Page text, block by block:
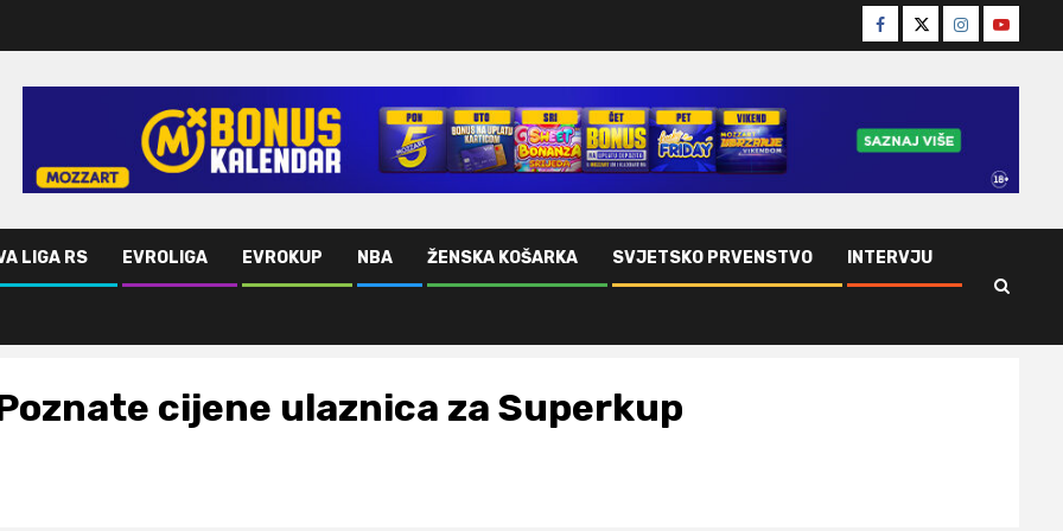
Facebook
TwitterInstagram
Youtube
LIGA RS EVROLIGA EVROKUP NBA ŽENSKA KOŠARKA SVJETSKO PRVENSTVO INTERVJU
cijene ulaznica za Superkup